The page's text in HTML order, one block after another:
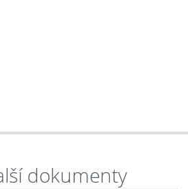
dokumenty